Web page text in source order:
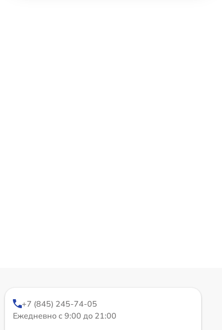
+7 (845) 245-74-05
Ежедневно с 9:00 до 21:00